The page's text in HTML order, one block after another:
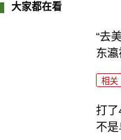
大家都在看
“去
东瀛
相关
打
不是